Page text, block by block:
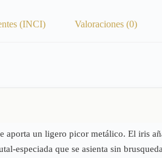
(INCI) Valoraciones (0)
un ligero picor metálico. El iris
especiada que se asienta sin